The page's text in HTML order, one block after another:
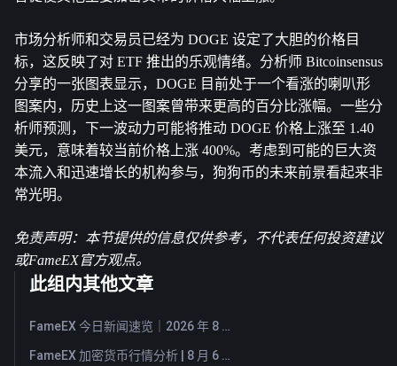
市场分析师和交易员已经为 DOGE 设定了大胆的价格目
标，这反映了对 ETF 推出的乐观情绪。分析师 Bitcoinsensus
分享的一张图表显示，DOGE 目前处于一个看涨的喇叭形
图案内，历史上这一图案曾带来更高的百分比涨幅。一些分
析师预测，下一波动力可能将推动 DOGE 价格上涨至 1.40
美元，意味着较当前价格上涨 400%。考虑到可能的巨大资
本流入和迅速增长的机构参与，狗狗币的未来前景看起来非
常光明。
免责声明：本节提供的信息仅供参考，不代表任何投资建议
或FameEX官方观点。
此组内其他文章
FameEX 今日新闻速览｜2026 年 8 月 7 日
FameEX 加密货币行情分析 | 8 月 6 日, 2026